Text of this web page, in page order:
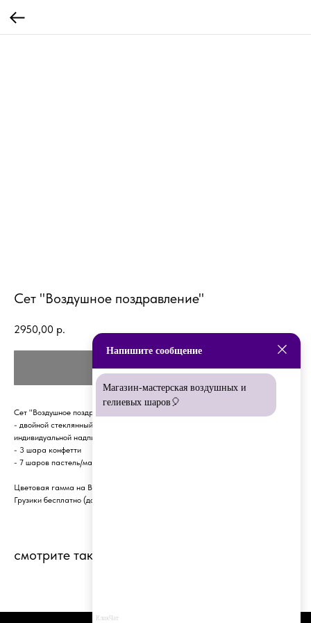
Сет "Воздушное поздравление"
2950,00 р.
КУПИТЬ
Сет "Воздушное поздравление", в который входит:
- двойной стеклянный шар с конфетти, атласными лентами и любой
индивидуальной надписью
- 3 шара конфетти
- 7 шаров пастель/макарнус
Цветовая гамма на Ваш выбор.
Грузики бесплатно (до 5 шт).
смотрите также
Напишите сообщение
Магазин-мастерская воздушных и
гелиевых шаров🎈
КликЧат